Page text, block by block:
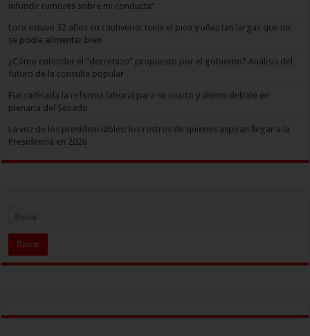
infundir rumores sobre mi conducta”
Lora estuvo 32 años en cautiverio: tenía el pico y uñas tan largas que no
se podía alimentar bien
¿Cómo entender el “decretazo” propuesto por el gobierno? Análisis del
futuro de la consulta popular
Fue radicada la reforma laboral para su cuarto y último debate en
plenaria del Senado
La voz de los presidenciables: los rostros de quienes aspiran llegar a la
Presidencia en 2026